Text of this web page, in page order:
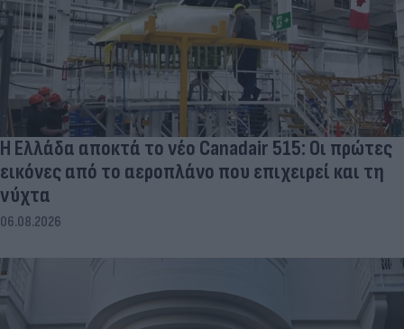
Η Ελλάδα αποκτά το νέο Canadair 515: Οι πρώτες
εικόνες από το αεροπλάνο που επιχειρεί και τη
νύχτα
06.08.2026